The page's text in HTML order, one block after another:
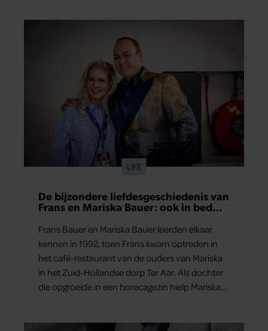
LIFE
De bijzondere liefdesgeschiedenis van
Frans en Mariska Bauer: ook in bed
Frans Bauer en Mariska Bauer leerden elkaar
kennen in 1992, toen Frans kwam optreden in
het café-restaurant van de ouders van Mariska
in het Zuid-Hollandse dorp Ter Aar. Als dochter
die opgroeide in een horecagezin hielp Mariska